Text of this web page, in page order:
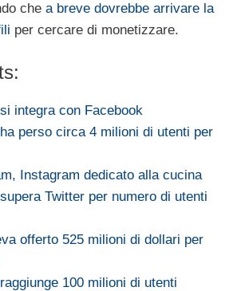
che a breve dovrebbe arrivare la
per cercare di monetizzare.
integra con Facebook
perso circa 4 milioni di utenti per
Instagram dedicato alla cucina
Twitter per numero di utenti
offerto 525 milioni di dollari per
100 milioni di utenti